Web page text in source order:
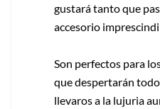
gustará tanto que
accesorio
Son perfectos para
que despertarán
llevaros a la lujuria